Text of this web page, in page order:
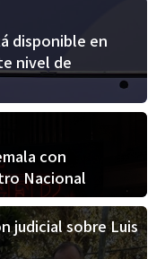
disponible en
nivel de
con
Nacional
judicial sobre Luis